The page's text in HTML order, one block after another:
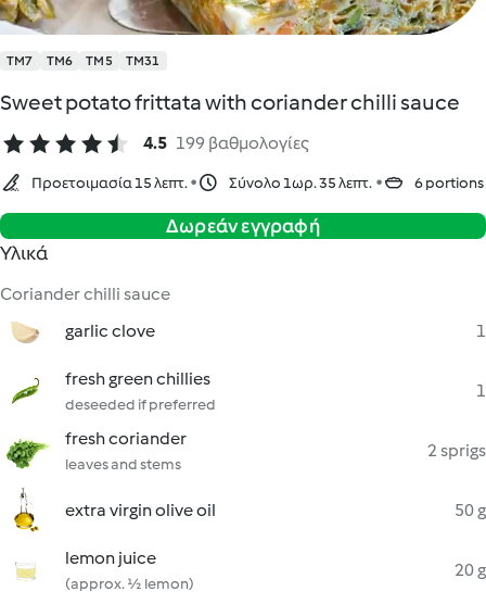
TM7 TM6 TM5 TM31
Sweet potato frittata with coriander chilli sauce
4.5 199 βαθμολογίες
Προετοιμασία 15 λεπτ. Σύνολο 1ωρ. 35 λεπτ. 6 portions
Δωρεάν εγγραφή
Υλικά
Coriander chilli sauce
garlic clove
1
fresh green chillies
deseeded if preferred
1
fresh coriander
leaves and stems
2 sprigs
extra virgin olive oil 50 g
lemon juice
(approx. ½ lemon)
20 g